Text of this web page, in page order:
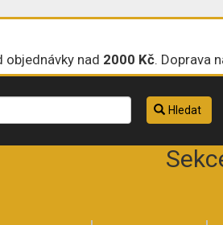
objednávky nad 2000 Kč. Doprava
Hledat